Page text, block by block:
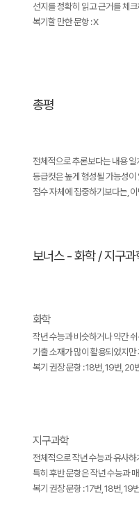
선지를 정확히 읽고 근거를 체
복기할 만한 문항 : X
총평
전체적으로 추론보다는 내용
등급컷은 높게 형성될 가능성
점수 자체에 집중하기보다는,
보너스 - 화학 / 지구과
화학
작년 수능과 비슷하거나 약간
기출 소재가 많이 활용되었지
복기 권장 문항 : 18번, 19번, 20
지구과학
전체적으로 작년 수능과 유사
특히 후반 문항은 작년 수능과
복기 권장 문항 : 17번, 18번, 19